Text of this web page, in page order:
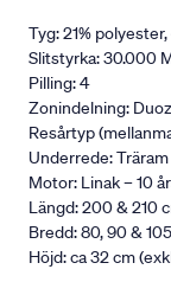
Tyg: 21%
Slitstyrka: 30.000
Pilling: 4
Zonindelning:
Resårtyp
Underrede: Träram
Motor: Linak – 10
Längd: 200 & 210
Bredd: 80, 90 &
Höjd: ca 32 cm